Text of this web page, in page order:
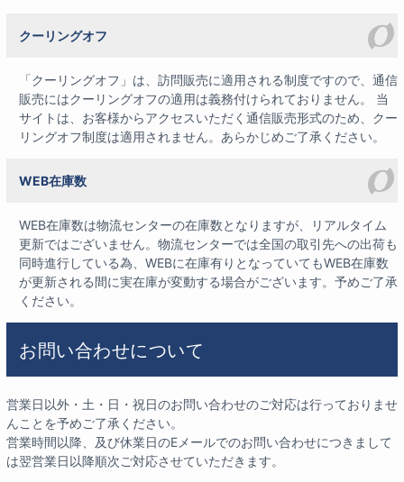
クーリングオフ
「クーリングオフ」は、訪問販売に適用される制度ですので、通信
販売にはクーリングオフの適用は義務付けられておりません。 当
サイトは、お客様からアクセスいただく通信販売形式のため、クー
リングオフ制度は適用されません。あらかじめご了承ください。
WEB在庫数
WEB在庫数は物流センターの在庫数となりますが、リアルタイム
更新ではございません。物流センターでは全国の取引先への出荷も
同時進行している為、WEBに在庫有りとなっていてもWEB在庫数
が更新される間に実在庫が変動する場合がございます。予めご了承
ください。
お問い合わせについて
営業日以外・土・日・祝日のお問い合わせのご対応は行っておりませ
んことを予めご了承ください。
営業時間以降、及び休業日のEメールでのお問い合わせにつきまして
は翌営業日以降順次ご対応させていただきます。